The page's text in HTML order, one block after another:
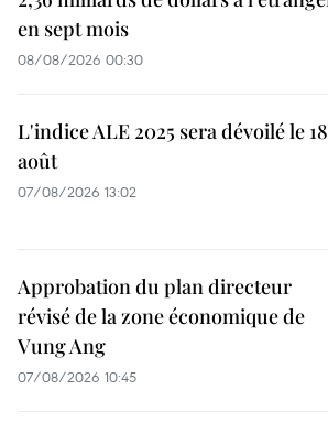
en sept mois
08/08/2026 00:30
L'indice ALE 2025 sera dévoilé le 18
août
07/08/2026 13:02
Approbation du plan directeur
révisé de la zone économique de
Vung Ang
07/08/2026 10:45